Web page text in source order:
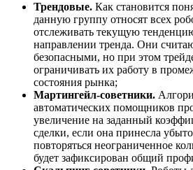
Трендовые. Как становится
данную группу относят всех
отслеживать текущую
направлении тренда. Они
безопасными, но при этом
ограничивать их работу в
состояния рынка;
Мартингейл-советники.
автоматических помощников
увеличение на заданный
сделки, если она принесла
повторяться неограниченное
будет зафиксирован общий